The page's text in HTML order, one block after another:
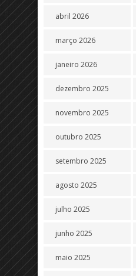
abril 2026
março 2026
janeiro 2026
dezembro 2025
novembro 2025
outubro 2025
setembro 2025
agosto 2025
julho 2025
junho 2025
maio 2025